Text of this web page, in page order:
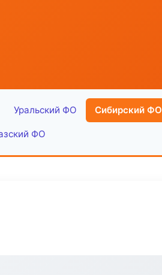
Уральский ФО Сибирский ФО
ФО